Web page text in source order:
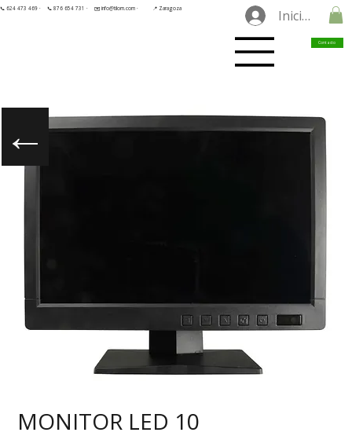
📞 624 473 469 · 📞 876 654 731 · ✉️ info@tilorn.com · 📍 Zaragoza Iniciar
Contacto
MONITOR LED 10
←